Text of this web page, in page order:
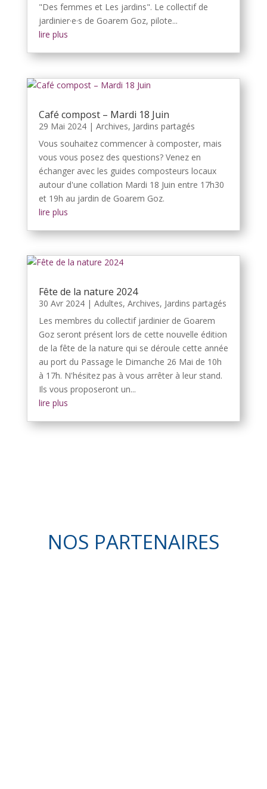
"Des femmes et Les jardins". Le collectif de
jardinier·e·s de Goarem Goz, pilote...
lire plus
Café compost – Mardi 18 Juin
29 Mai 2024| Archives, Jardins partagés
Vous souhaitez commencer à composter, mais
vous vous posez des questions? Venez en
échanger avec les guides composteurs locaux
autour d'une collation Mardi 18 Juin entre 17h30
et 19h au jardin de Goarem Goz.
lire plus
Fête de la nature 2024
30 Avr 2024| Adultes, Archives, Jardins partagés
Les membres du collectif jardinier de Goarem
Goz seront présent lors de cette nouvelle édition
de la fête de la nature qui se déroule cette année
au port du Passage le Dimanche 26 Mai de 10h
à 17h. N'hésitez pas à vous arrêter à leur stand.
Ils vous proposeront un...
lire plus
NOS PARTENAIRES